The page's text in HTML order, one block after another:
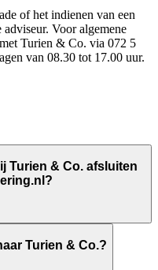
of het indienen van een
Voor algemene
Turien & Co. via 072 5
van 08.30 tot 17.00 uur.
Turien & Co. afsluiten
Turien & Co.?